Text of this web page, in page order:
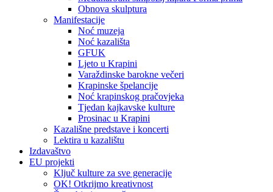
Obnova skulptura
Manifestacije
Noć muzeja
Noć kazališta
GFUK
Ljeto u Krapini
Varaždinske barokne večeri
Krapinske špelancije
Noć krapinskog pračovjeka
Tjedan kajkavske kulture
Prosinac u Krapini
Kazališne predstave i koncerti
Lektira u kazalištu
Izdavaštvo
EU projekti
Ključ kulture za sve generacije
OK! Otkrijmo kreativnost